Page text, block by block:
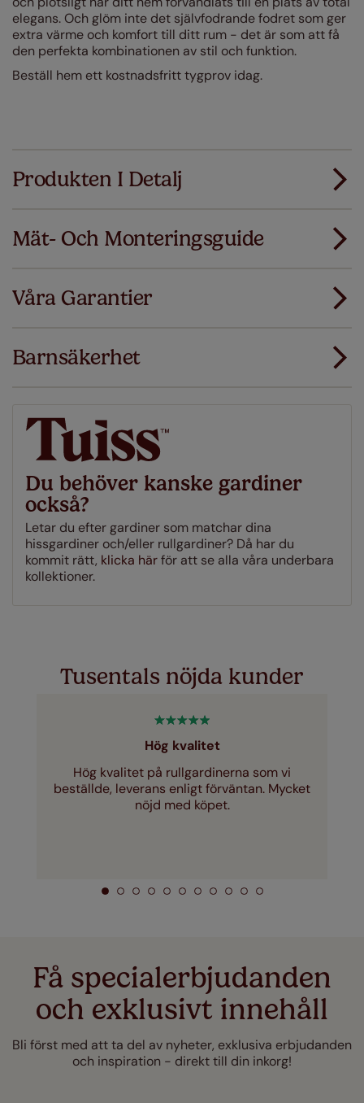
elegans. Och glöm inte det självfodrande fodret som ger
extra värme och komfort till ditt rum - det är som att få
den perfekta kombinationen av stil och funktion.
Beställ hem ett kostnadsfritt tygprov idag.
Produkten I Detalj
Mät- Och Monteringsguide
Ladda ner instruktioner
Våra Garantier
första gången ersätter vi dem med rätt storlek.
Barnsäkerhet
Du behöver kanske gardiner
också?
Letar du efter gardiner som matchar dina
hissgardiner och/eller rullgardiner? Då har du
kommit rätt, klicka härför att se alla våra underbara
kollektioner.
Tusentals nöjda kunder
Hög kvalitet
Hög kvalitet på rullgardinerna som vi
beställde, leverans enligt förväntan. Mycket
nöjd med köpet.
Få specialerbjudanden
och exklusivt innehåll
Bli först med att ta del av nyheter, exklusiva erbjudanden
och inspiration - direkt till din inkorg!